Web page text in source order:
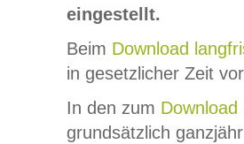
eingestellt.
Beim Download
in gesetzlicher Zeit
In den zum Download
grundsätzlich